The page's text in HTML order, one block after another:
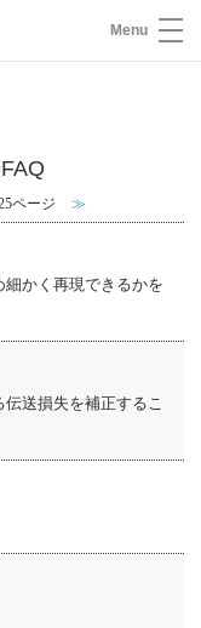
Menu
ページ ≫
かく再現できるかを
送損失を補正するこ